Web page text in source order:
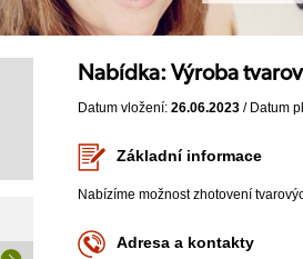
Nabídka: Výroba
Datum vložení: 26.06.2023 / Datum
Základní informace
Nabízíme možnost zhotovení
Adresa a kontakty